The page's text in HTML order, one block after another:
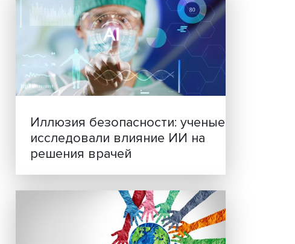
такая
Новые инвестиции:
семей становится частью
бизнес-стратегий